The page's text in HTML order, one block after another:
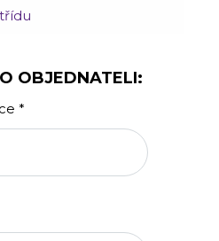
OBJEDNATELI:
*